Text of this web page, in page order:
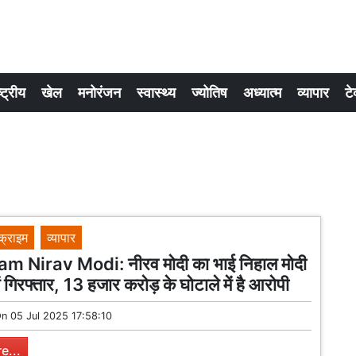
खेल मनोरंजन स्वास्थ्य ज्योतिष अध्यात्म व्यापार
व्यापार
Nirav Modi: नीरव मोदी का भाई निहाल मोदी
13 हजार करोड़ के घोटाले में है आरोपी
05 Jul 2025 17:58:10